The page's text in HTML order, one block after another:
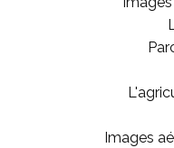
Images